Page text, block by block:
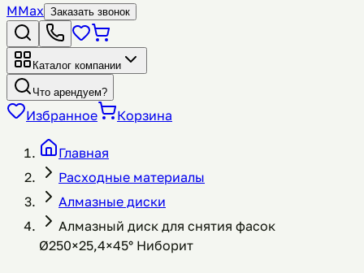
MMax Заказать звонок
Каталог компании
Что арендуем?
Избранное Корзина
Главная
Расходные материалы
Алмазные диски
Алмазный диск для снятия фасок
Ø250×25,4×45° Ниборит